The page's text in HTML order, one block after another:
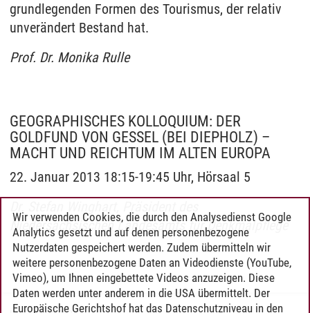
grundlegenden Formen des Tourismus, der relativ
unverändert Bestand hat.
Prof. Dr. Monika Rulle
GEOGRAPHISCHES KOLLOQUIUM: DER
GOLDFUND VON GESSEL (BEI DIEPHOLZ) –
MACHT UND REICHTUM IM ALTEN EUROPA
22. Januar 2013 18:15-19:45 Uhr, Hörsaal 5
Niedersächsischen Landesamts für Denkmalpflege
Wir verwenden Cookies, die durch den Analysedienst Google
Analytics gesetzt und auf denen personenbezogene
Nutzerdaten gespeichert werden. Zudem übermitteln wir
weitere personenbezogene Daten an Videodienste (YouTube,
Vimeo), um Ihnen eingebettete Videos anzuzeigen. Diese
Daten werden unter anderem in die USA übermittelt. Der
Europäische Gerichtshof hat das Datenschutzniveau in den